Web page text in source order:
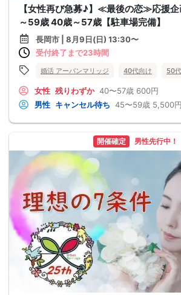
【女性再び急募♪】≪最後の恋≫応援
～59歳 40歳～57歳【駐車場完備】
長岡市 | 8月9日(日) 13:30〜
受付終了まで23時間
婚活 アーバンマリッジ 40代向け 50
女性 残りわずか 40〜57歳 600円
男性 キャンセル待ち 45〜59歳 5,500円
開催確定 男性先行中！